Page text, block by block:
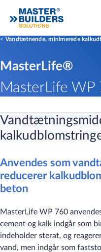
Vandtætnende, minimerede
MasterLife®
MasterLife WP
Anvendes som
reducerer
beton
​MasterLife WP 760
cement og kalk indgår som
indeholder sterat, og
vand, men indgår som